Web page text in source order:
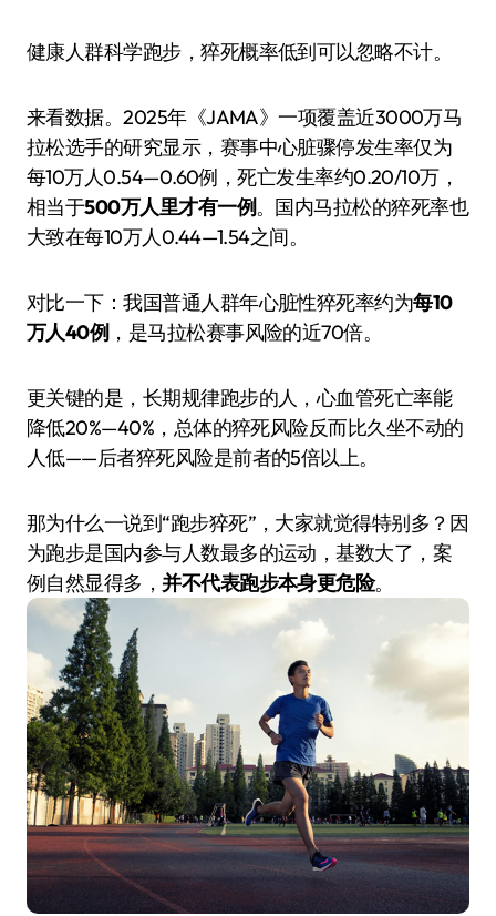
健康人群科学跑步，猝死概率低到可以忽略不计。
来看数据。2025年《JAMA》一项覆盖近3000万马
拉松选手的研究显示，赛事中心脏骤停发生率仅为
每10万人0.54—0.60例，死亡发生率约0.20/10万，
相当于500万人里才有一例。国内马拉松的猝死率也
大致在每10万人0.44—1.54之间。
对比一下：我国普通人群年心脏性猝死率约为每10
万人40例 ，是马拉松赛事风险的近70倍。
更关键的是，长期规律跑步的人，心血管死亡率能
降低20%—40%，总体的猝死风险反而比久坐不动的
人低——后者猝死风险是前者的5倍以上。
那为什么一说到“跑步猝死”，大家就觉得特别多？因
为跑步是国内参与人数最多的运动，基数大了，案
例自然显得多， 并不代表跑步本身更危险。